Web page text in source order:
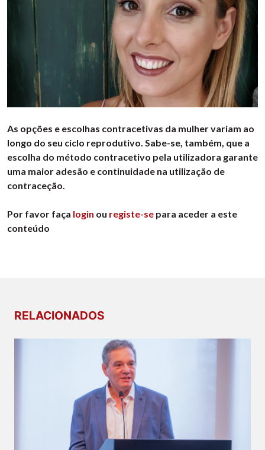
As opções e escolhas contracetivas da mulher variam ao
longo do seu ciclo reprodutivo. Sabe-se, também, que a
escolha do método contracetivo pela utilizadora garante
uma maior adesão e continuidade na utilização de
contraceção.
Por favor faça login ou registe-se para aceder a este
conteúdo
RELACIONADOS